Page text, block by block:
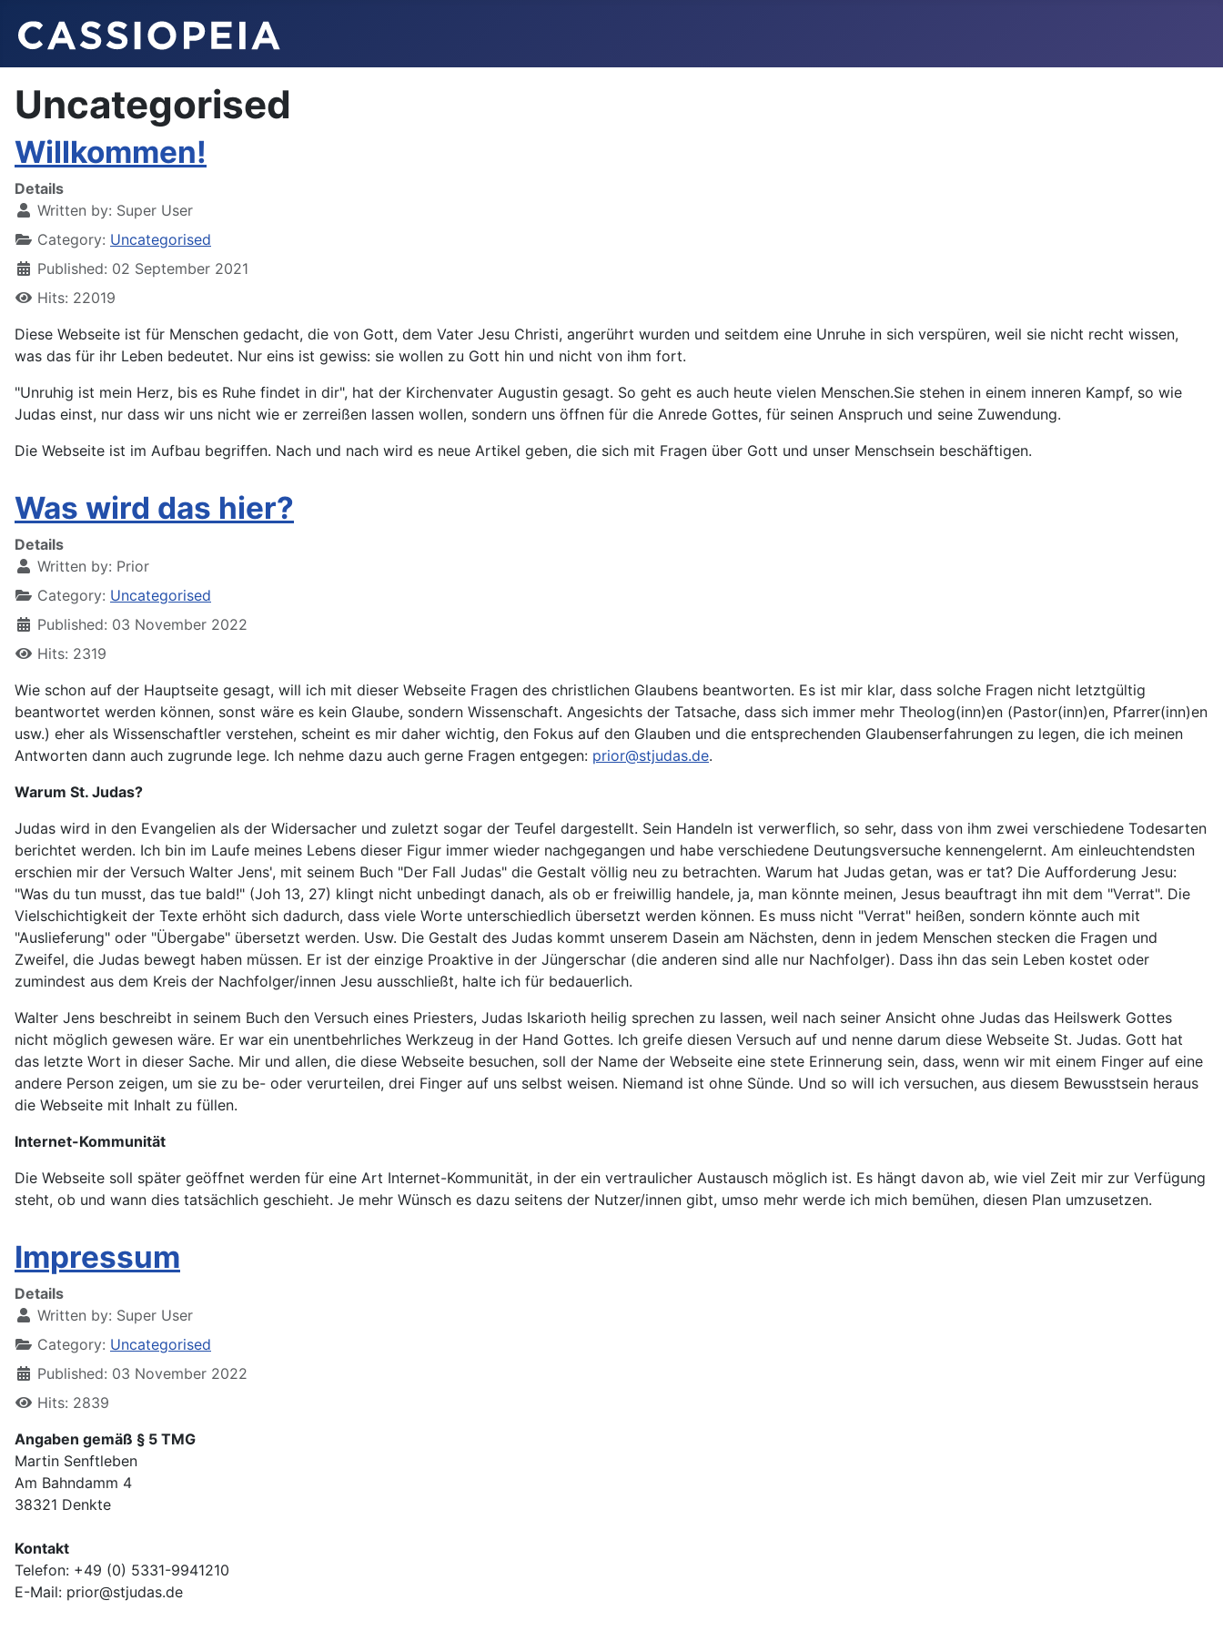
Uncategorised
Willkommen!
Details
Written by: Super User
Category: Uncategorised
Published: 02 September 2021
Hits: 22019
Diese Webseite ist für Menschen gedacht, die von Gott, dem Vater Jesu Christi, angerührt wurden und seitdem eine Unruhe in sich verspüren, weil sie nicht recht wissen,
was das für ihr Leben bedeutet. Nur eins ist gewiss: sie wollen zu Gott hin und nicht von ihm fort.
"Unruhig ist mein Herz, bis es Ruhe findet in dir", hat der Kirchenvater Augustin gesagt. So geht es auch heute vielen Menschen.Sie stehen in einem inneren Kampf, so wie
Judas einst, nur dass wir uns nicht wie er zerreißen lassen wollen, sondern uns öffnen für die Anrede Gottes, für seinen Anspruch und seine Zuwendung.
Die Webseite ist im Aufbau begriffen. Nach und nach wird es neue Artikel geben, die sich mit Fragen über Gott und unser Menschsein beschäftigen.
Was wird das hier?
Details
Written by: Prior
Category: Uncategorised
Published: 03 November 2022
Hits: 2319
Wie schon auf der Hauptseite gesagt, will ich mit dieser Webseite Fragen des christlichen Glaubens beantworten. Es ist mir klar, dass solche Fragen nicht letztgültig
beantwortet werden können, sonst wäre es kein Glaube, sondern Wissenschaft. Angesichts der Tatsache, dass sich immer mehr Theolog(inn)en (Pastor(inn)en, Pfarrer(inn)en
usw.) eher als Wissenschaftler verstehen, scheint es mir daher wichtig, den Fokus auf den Glauben und die entsprechenden Glaubenserfahrungen zu legen, die ich meinen
Antworten dann auch zugrunde lege. Ich nehme dazu auch gerne Fragen entgegen: prior@stjudas.de.
Warum St. Judas?
Judas wird in den Evangelien als der Widersacher und zuletzt sogar der Teufel dargestellt. Sein Handeln ist verwerflich, so sehr, dass von ihm zwei verschiedene Todesarten
berichtet werden. Ich bin im Laufe meines Lebens dieser Figur immer wieder nachgegangen und habe verschiedene Deutungsversuche kennengelernt. Am einleuchtendsten
erschien mir der Versuch Walter Jens', mit seinem Buch "Der Fall Judas" die Gestalt völlig neu zu betrachten. Warum hat Judas getan, was er tat? Die Aufforderung Jesu:
"Was du tun musst, das tue bald!" (Joh 13, 27) klingt nicht unbedingt danach, als ob er freiwillig handele, ja, man könnte meinen, Jesus beauftragt ihn mit dem "Verrat". Die
Vielschichtigkeit der Texte erhöht sich dadurch, dass viele Worte unterschiedlich übersetzt werden können. Es muss nicht "Verrat" heißen, sondern könnte auch mit
"Auslieferung" oder "Übergabe" übersetzt werden. Usw. Die Gestalt des Judas kommt unserem Dasein am Nächsten, denn in jedem Menschen stecken die Fragen und
Zweifel, die Judas bewegt haben müssen. Er ist der einzige Proaktive in der Jüngerschar (die anderen sind alle nur Nachfolger). Dass ihn das sein Leben kostet oder
zumindest aus dem Kreis der Nachfolger/innen Jesu ausschließt, halte ich für bedauerlich.
Walter Jens beschreibt in seinem Buch den Versuch eines Priesters, Judas Iskarioth heilig sprechen zu lassen, weil nach seiner Ansicht ohne Judas das Heilswerk Gottes
nicht möglich gewesen wäre. Er war ein unentbehrliches Werkzeug in der Hand Gottes. Ich greife diesen Versuch auf und nenne darum diese Webseite St. Judas. Gott hat
das letzte Wort in dieser Sache. Mir und allen, die diese Webseite besuchen, soll der Name der Webseite eine stete Erinnerung sein, dass, wenn wir mit einem Finger auf eine
andere Person zeigen, um sie zu be- oder verurteilen, drei Finger auf uns selbst weisen. Niemand ist ohne Sünde. Und so will ich versuchen, aus diesem Bewusstsein heraus
die Webseite mit Inhalt zu füllen.
Internet-Kommunität
Die Webseite soll später geöffnet werden für eine Art Internet-Kommunität, in der ein vertraulicher Austausch möglich ist. Es hängt davon ab, wie viel Zeit mir zur Verfügung
steht, ob und wann dies tatsächlich geschieht. Je mehr Wünsch es dazu seitens der Nutzer/innen gibt, umso mehr werde ich mich bemühen, diesen Plan umzusetzen.
Impressum
Details
Written by: Super User
Category: Uncategorised
Published: 03 November 2022
Hits: 2839
Angaben gemäß § 5 TMG
Martin Senftleben
Am Bahndamm 4
38321 Denkte
Kontakt
Telefon: +49 (0) 5331-9941210
E-Mail: prior@stjudas.de